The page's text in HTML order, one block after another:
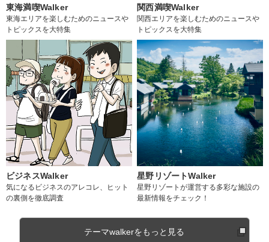
東海満喫Walker
東海エリアを楽しむためのニュースや
トピックスを大特集
関西満喫Walker
関西エリアを楽しむためのニュースや
トピックスを大特集
ビジネスWalker
気になるビジネスのアレコレ、ヒット
の裏側を徹底調査
星野リゾートWalker
星野リゾートが運営する多彩な施設の
最新情報をチェック！
テーマwalkerをもっと見る